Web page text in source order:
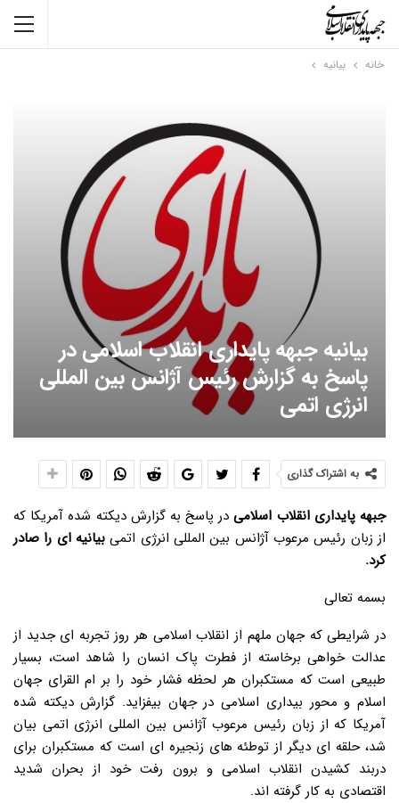
خانه بیانیه
بیانیه جبهه پایداری انقلاب اسلامی در
پاسخ به گزارش رئیس آژانس بین المللی
انرژی اتمی
به اشتراک گذاری
جبهه پایداری انقلاب اسلامی در پاسخ به گزارش دیکته شده آمریکا که
از زبان رئیس مرعوب آژانس بین المللی انرژی اتمیبیانیه ای را صادر
کرد.
بسمه تعالی
در شرایطی که جهان ملهم از انقلاب اسلامی هر روز تجربه ای جدید از
عدالت خواهی برخاسته از فطرت پاک انسان را شاهد است، بسیار
طبیعی است که مستکبران هر لحظه فشار خود را بر ام القرای جهان
اسلام و محور بیداری اسلامی در جهان بیفزاید. گزارش دیکته شده
آمریکا که از زبان رئیس مرعوب آژانس بین المللی انرژی اتمی بیان
شد، حلقه ای دیگر از توطئه های زنجیره ای است که مستکبران برای
دربند کشیدن انقلاب اسلامی و برون رفت خود از بحران شدید
اقتصادی به کار گرفته اند.